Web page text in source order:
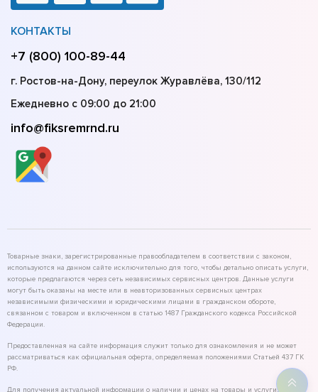
КОНТАКТЫ
+7 (800) 100-89-44
г. Ростов-на-Дону, переулок Журавлёва, 130/112
Ежедневно с 09:00 до 21:00
info@fiksremrnd.ru
Товарные знаки, зарегистрированные правообладателем в соответствии с законом,
используются на данном сайте исключительно для того, чтобы детально описать услуги,
которые предлагаются через сеть независимых сервисных центров. Данные услуги
могут быть оказаны на месте или в неавторизованных сервисных центрах
независимыми физическими и юридическими лицами в гражданском обороте,
связанном с товаром и включенном в статью 1487 Гражданского кодекса Российской
Федерации.
Предоставленная на сайте информация служит только для ознакомления и не может
рассматриваться как официальная оферта, определяемая положениями Статьей 437 ГК
РФ.
Для получения актуальной информации о наличии и ценах на товары и услуги,